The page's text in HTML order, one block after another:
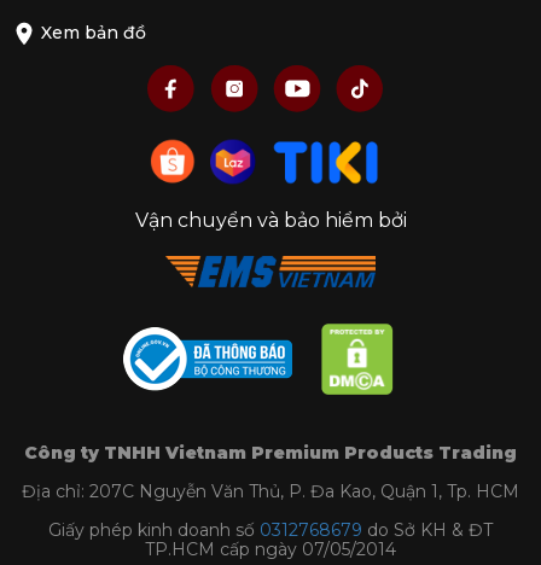
Đây là công nghệ độc quyền của Coravin, cho
cần phải mở nắp chai.
Bộ dụng cụ sử dụng các kim chiết nhỏ để xuyên
qua nút chai và bơm khí Argon vào bên trong
chai, đẩy rượu ra ngoài qua kim mà không để khí
quản rượu vang trong chai còn lại, giữ được
hương vị và chất lượng như ban đầu.
Xem bản đồ
Vận chuyển và bảo hiểm bởi
Công ty TNHH Vietnam Premium Products Trading
Địa chỉ: 207C Nguyễn Văn Thủ, P. Đa Kao, Quận 1, Tp. HCM
Giấy phép kinh doanh số 0312768679 do Sở KH & ĐT
TP.HCM cấp ngày 07/05/2014